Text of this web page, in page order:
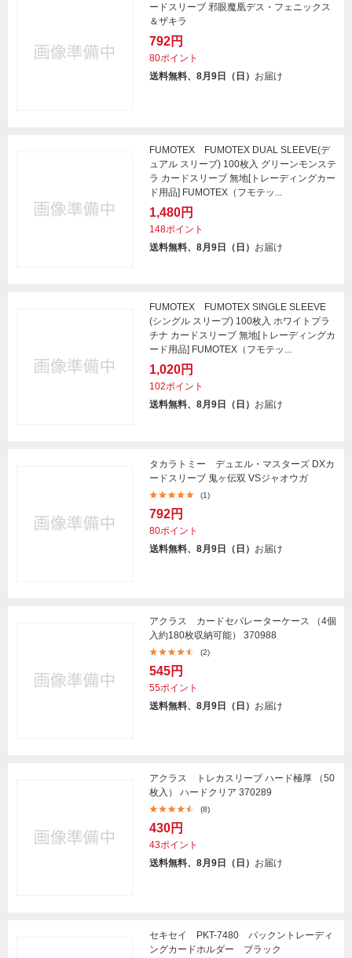
ードスリーブ 邪眼魔凰デス・フェニックス
＆ザキラ
792円
80ポイント
送料無料、8月9日（日） お届け
FUMOTEX FUMOTEX DUAL SLEEVE(デ
ュアル スリーブ) 100枚入 グリーンモンステ
ラ カードスリーブ 無地[トレーディングカー
ド用品] FUMOTEX（フモテッ...
1,480円
148ポイント
送料無料、8月9日（日） お届け
FUMOTEX FUMOTEX SINGLE SLEEVE
(シングル スリーブ) 100枚入 ホワイトプラ
チナ カードスリーブ 無地[トレーディングカ
ード用品] FUMOTEX（フモテッ...
1,020円
102ポイント
送料無料、8月9日（日） お届け
タカラトミー デュエル・マスターズ DXカ
ードスリーブ 鬼ヶ伝双 VSジャオウガ
(1)
792円
80ポイント
送料無料、8月9日（日） お届け
アクラス カードセパレーターケース （4個
入約180枚収納可能） 370988
(2)
545円
55ポイント
送料無料、8月9日（日） お届け
アクラス トレカスリーブ ハード極厚 （50
枚入） ハードクリア 370289
(8)
430円
43ポイント
送料無料、8月9日（日） お届け
セキセイ PKT-7480 パックントレーディ
ングカードホルダー ブラック